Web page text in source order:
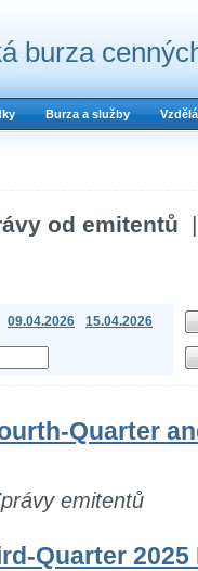
burza
Burza a služby
od emitentů |
09.04.2026 15.04.2026
Quarter
emitentů
Quarter